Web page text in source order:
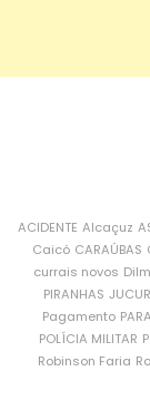
ACIDENTE Alcaçuz
Caicó CARAÚBAS
currais novos
PIRANHAS
Pagamento
POLÍCIA MILITAR
Robinson Faria